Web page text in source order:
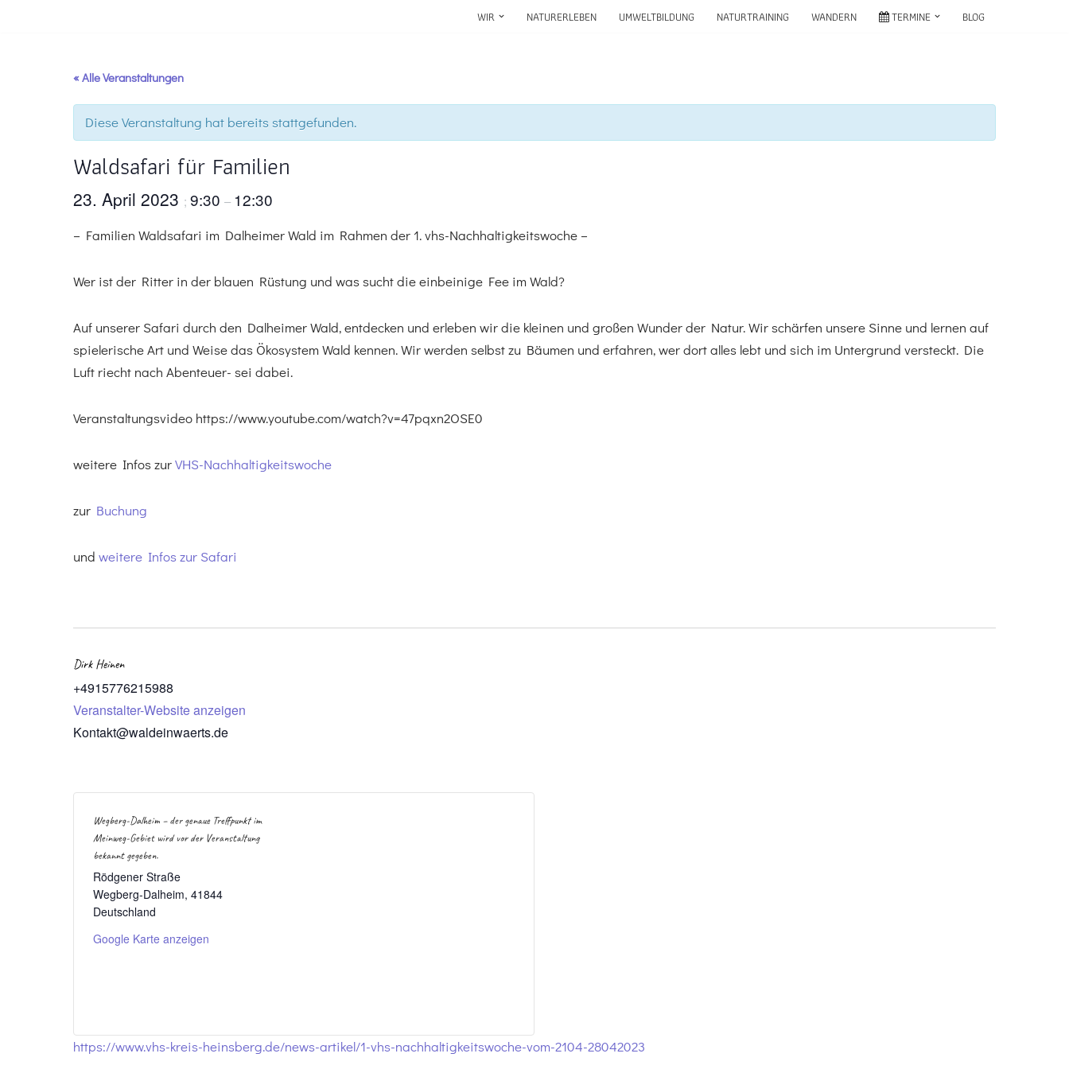
WIR NATURERLEBEN UMWELTBILDUNG NATURTRAINING WANDERN TERMINE BLOG
« Alle Veranstaltungen
Diese Veranstaltung hat bereits stattgefunden.
Waldsafari für Familien
23. April 2023 ; 9:30 – 12:30
– Familien Waldsafari im Dalheimer Wald im Rahmen der 1. vhs-Nachhaltigkeitswoche –
Wer ist der Ritter in der blauen Rüstung und was sucht die einbeinige Fee im Wald?
Auf unserer Safari durch den Dalheimer Wald, entdecken und erleben wir die kleinen und großen Wunder der Natur. Wir schärfen unsere Sinne und lernen auf
spielerische Art und Weise das Ökosystem Wald kennen. Wir werden selbst zu Bäumen und erfahren, wer dort alles lebt und sich im Untergrund versteckt. Die
Luft riecht nach Abenteuer- sei dabei.
Veranstaltungsvideo https://www.youtube.com/watch?v=47pqxn2OSE0
weitere Infos zurVHS-Nachhaltigkeitswoche
zur Buchung
und weitere Infos zur Safari
Dirk Heinen
+4915776215988
Veranstalter-Website anzeigen
Kontakt@waldeinwaerts.de
Wegberg-Dalheim – der genaue Treffpunkt im
Meinweg-Gebiet wird vor der Veranstaltung
bekannt gegeben.
Rödgener Straße
Wegberg-Dalheim, 41844
Deutschland
Google Karte anzeigen
https://www.vhs-kreis-heinsberg.de/news-artikel/1-vhs-nachhaltigkeitswoche-vom-2104-28042023